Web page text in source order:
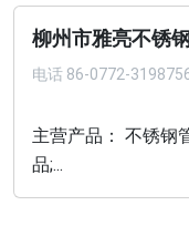
柳州市雅亮不锈
电话 86-0772-
主营产品： 不锈钢
品;...